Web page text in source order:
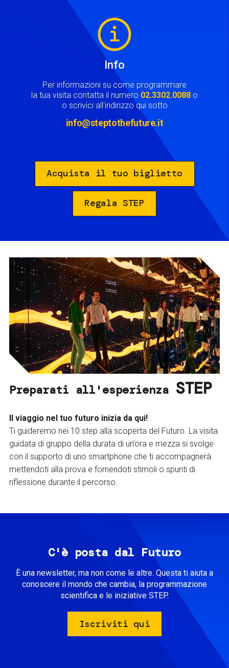
Info
Per informazioni su come programmare
la tua visita contatta il numero 02.3302.0088 o
o scrivici all'indirizzo qui sotto
info@steptothefuture.it
Acquista il tuo biglietto
Regala STEP
Preparati all'esperienza STEP
Il viaggio nel tuo futuro inizia da qui!
Ti guideremo nei 10 step alla scoperta del Futuro. La visita
guidata di gruppo della durata di un’ora e mezza si svolge
con il supporto di uno smartphone che ti accompagnerà
mettendoti alla prova e fornendoti stimoli o spunti di
riflessione durante il percorso.
C'è posta dal Futuro
È una newsletter, ma non come le altre. Questa ti aiuta a
conoscere il mondo che cambia, la programmazione
scientifica e le iniziative STEP.
Iscriviti qui